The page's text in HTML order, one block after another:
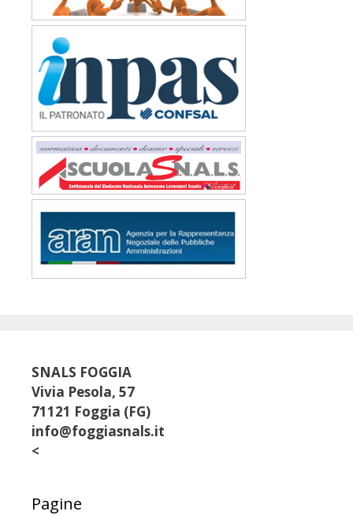
SNALS FOGGIA
Vivia Pesola, 57
71121 Foggia (FG)
info@foggiasnals.it
<
Pagine